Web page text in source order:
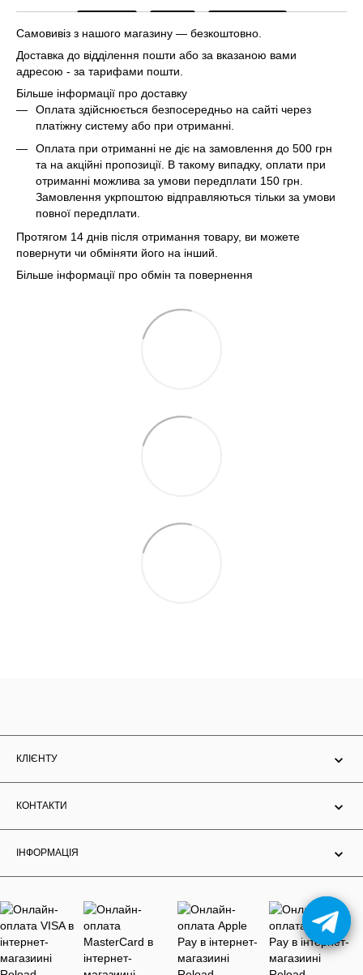
Самовивіз з нашого магазину — безкоштовно.
Доставка до відділення пошти або за вказаною вами
адресою - за тарифами пошти.
Більше інформації про доставку
Оплата здійснюється безпосередньо на сайті через
платіжну систему або при отриманні.
Оплата при отриманні не діє на замовлення до 500 грн
та на акційні пропозиції. В такому випадку, оплати при
отриманні можлива за умови передплати 150 грн.
Замовлення укрпоштою відправляються тільки за умови
повної передплати.
Протягом 14 днів після отримання товару, ви можете
повернути чи обміняти його на інший.
Більше інформації про обмін та повернення
КЛІЄНТУ
КОНТАКТИ
ІНФОРМАЦІЯ